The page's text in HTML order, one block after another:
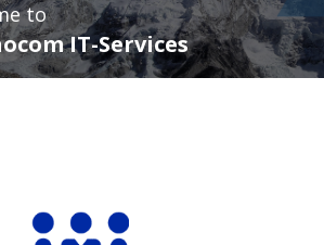
to
IT-Services